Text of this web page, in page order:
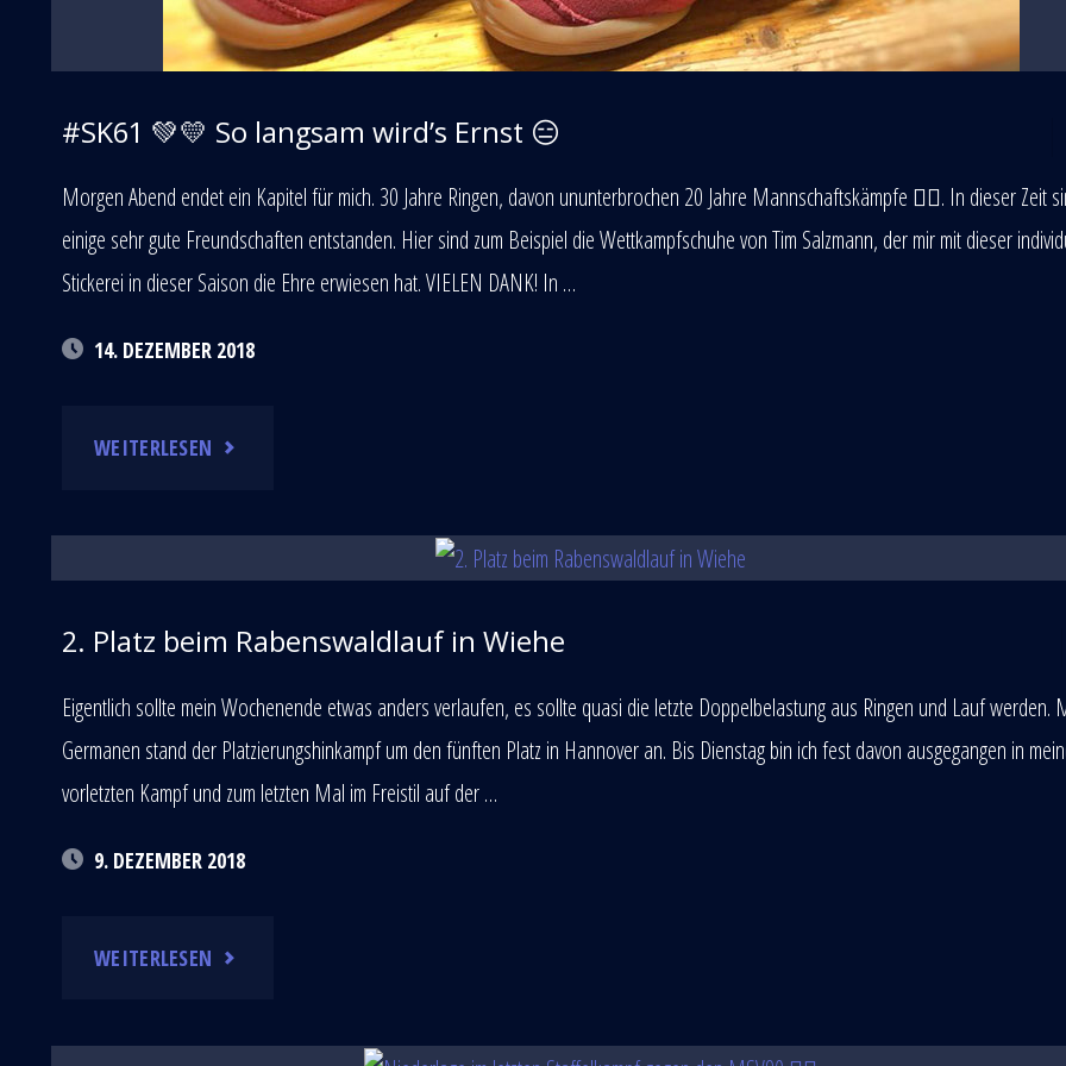
IMMER
SCHLUSS“…"
#SK61 💚💛 So langsam wird’s Ernst 😑
Morgen Abend endet ein Kapitel für mich. 30 Jahre Ringen, davon ununterbrochen 20 Jahre Mannschaftskämpfe 🤼‍♂️. In dieser Zeit
einige sehr gute Freundschaften entstanden. Hier sind zum Beispiel die Wettkampfschuhe von Tim Salzmann, der mir mit dieser
Stickerei in dieser Saison die Ehre erwiesen hat. VIELEN DANK! In …
14. DEZEMBER 2018
WEITERLESEN "#SK61
💛
SO
WIRD’S
ERNST
2. Platz beim Rabenswaldlauf in Wiehe
Eigentlich sollte mein Wochenende etwas anders verlaufen, es sollte quasi die letzte Doppelbelastung aus Ringen und Lauf werden.
Germanen stand der Platzierungshinkampf um den fünften Platz in Hannover an. Bis Dienstag bin ich fest davon ausgegangen in
vorletzten Kampf und zum letzten Mal im Freistil auf der …
9. DEZEMBER 2018
WEITERLESEN "2.